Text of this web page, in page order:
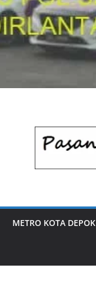
METRO KOTA DEPOK